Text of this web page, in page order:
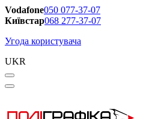
Vodafone050 077-37-07
Київстар068 277-37-07
Угода користувача
UKR